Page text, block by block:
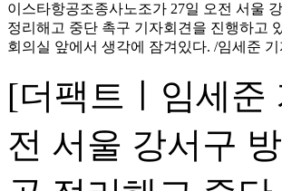
이스타항공조종사노조가 27일 오전 서울
정리해고 중단 촉구 기자회견을 진행하고
회의실 앞에서 생각에 잠겨있다. /임세준
[더팩트ㅣ임세준
전 서울 강서구